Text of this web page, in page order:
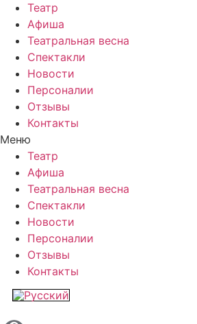
Театр
Афиша
Театральная весна
Спектакли
Новости
Персоналии
Отзывы
Контакты
Меню
Театр
Афиша
Театральная весна
Спектакли
Новости
Персоналии
Отзывы
Контакты